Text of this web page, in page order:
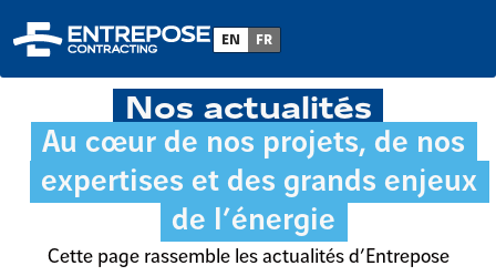
EN FR
Nos actualités
Au cœur de nos projets, de nos
expertises et des grands enjeux
de l’énergie
Cette page rassemble les actualités d’Entrepose